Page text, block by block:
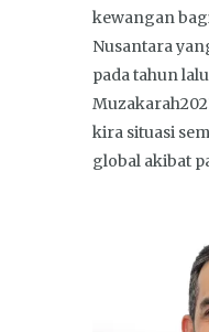
kewangan
Nusantara
pada tahun
kira situasi
global akibat